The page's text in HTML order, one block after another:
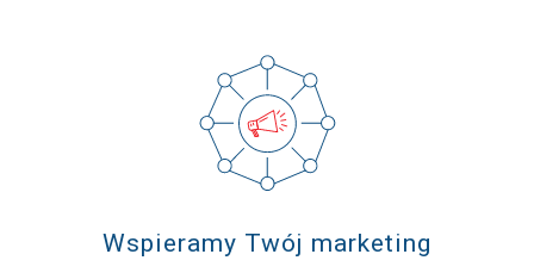
Wspieramy Twój marketing